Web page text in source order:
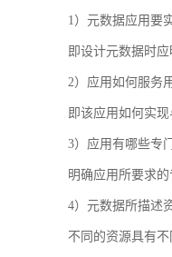
1）元数据应用要
即设计元数据时
2）应用如何服务
即该应用如何实
3）应用有哪些专
明确应用所要求
4）元数据所描述
不同的资源具有